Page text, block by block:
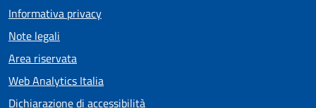
Informativa privacy
Note legali
Area riservata
Web Analytics Italia
Dichiarazione di accessibilità